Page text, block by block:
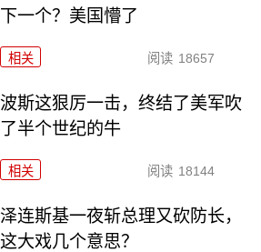
下一个？美国懵了
相关 阅读 18657
波斯这狠厉一击，终结了美军吹
了半个世纪的牛
相关 阅读 18144
泽连斯基一夜斩总理又砍防长，
这大戏几个意思？